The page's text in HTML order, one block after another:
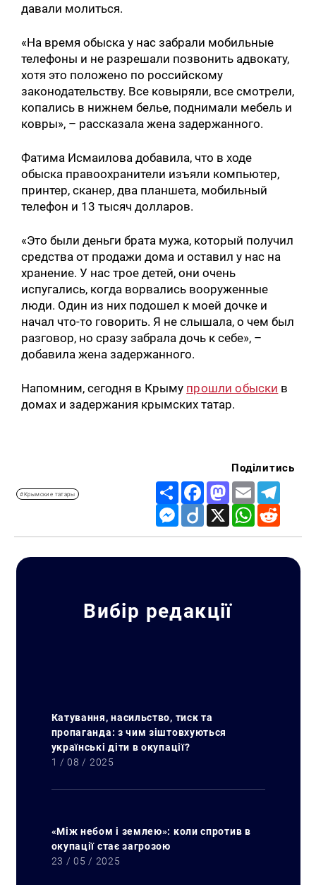
давали молиться.
«На время обыска у нас забрали мобильные
телефоны и не разрешали позвонить адвокату,
хотя это положено по российскому
законодательству. Все ковыряли, все смотрели,
копались в нижнем белье, поднимали мебель и
ковры», – рассказала жена задержанного.
Фатима Исмаилова добавила, что в ходе
обыска правоохранители изъяли компьютер,
принтер, сканер, два планшета, мобильный
телефон и 13 тысяч долларов.
«Это были деньги брата мужа, который получил
средства от продажи дома и оставил у нас на
хранение. У нас трое детей, они очень
испугались, когда ворвались вооруженные
люди. Один из них подошел к моей дочке и
начал что-то говорить. Я не слышала, о чем был
разговор, но сразу забрала дочь к себе», –
добавила жена задержанного.
Напомним, сегодня в Крыму прошли обыски в
домах и задержания крымских татар.
#Крымские татары
Поділитись
Share FacebookMastodon
Email
Messenger
Diigo X WhatsApp
Вибір редакції
Катування, насильство, тиск та
пропаганда: з чим зіштовхуються
українські діти в окупації?
1 / 08 / 2025
«Між небом і землею»: коли спротив в
окупації стає загрозою
23 / 05 / 2025